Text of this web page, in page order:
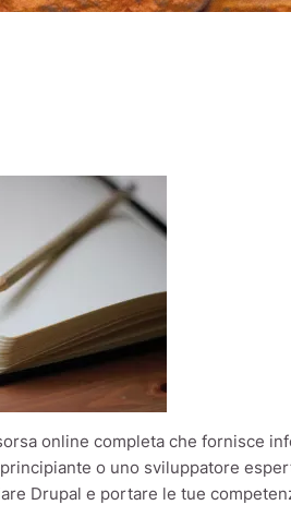
online completa che fornisce
o uno sviluppatore
Drupal e portare le tue